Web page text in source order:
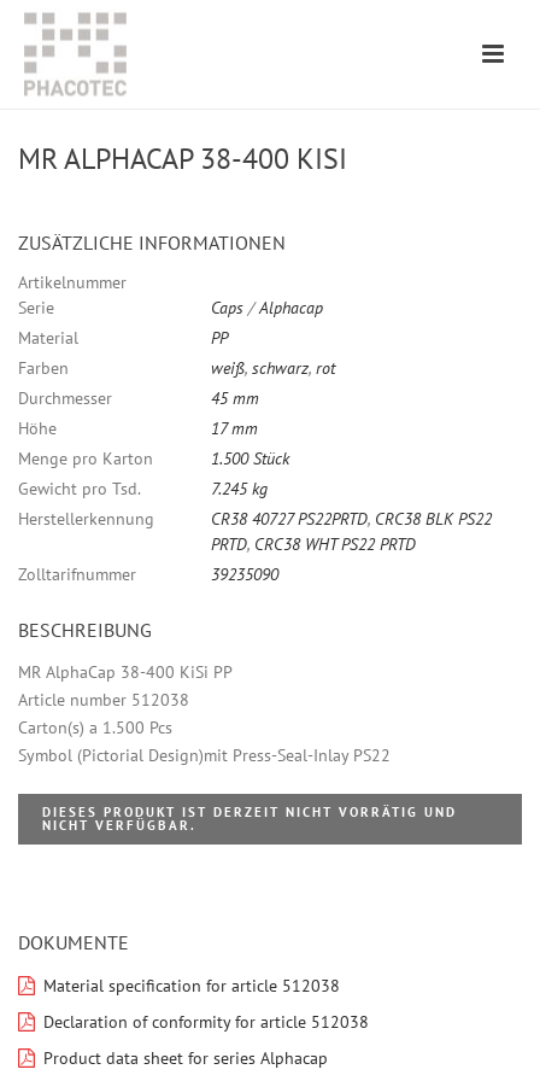
MR ALPHACAP 38-400 KISI
ZUSÄTZLICHE INFORMATIONEN
Artikelnummer
Serie
Caps /Alphacap
Material
PP
Farben
weiß, schwarz, rot
Durchmesser
45 mm
Höhe
17 mm
Menge pro Karton
1.500 Stück
Gewicht pro Tsd.
7.245 kg
Herstellerkennung
CR38 40727 PS22PRTD, CRC38 BLK PS22
PRTD, CRC38 WHT PS22 PRTD
Zolltarifnummer
39235090
BESCHREIBUNG
MR AlphaCap 38-400 KiSi PP
Article number 512038
Carton(s) a 1.500 Pcs
Symbol (Pictorial Design)mit Press-Seal-Inlay PS22
DIESES PRODUKT IST DERZEIT NICHT VORRÄTIG UND
NICHT VERFÜGBAR.
DOKUMENTE
Material specification for article 512038
Declaration of conformity for article 512038
Product data sheet for series Alphacap